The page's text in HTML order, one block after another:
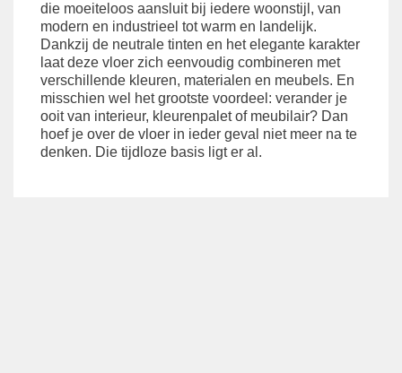
die moeiteloos aansluit bij iedere woonstijl, van
modern en industrieel tot warm en landelijk.
Dankzij de neutrale tinten en het elegante karakter
laat deze vloer zich eenvoudig combineren met
verschillende kleuren, materialen en meubels. En
misschien wel het grootste voordeel: verander je
ooit van interieur, kleurenpalet of meubilair? Dan
hoef je over de vloer in ieder geval niet meer na te
denken. Die tijdloze basis ligt er al.